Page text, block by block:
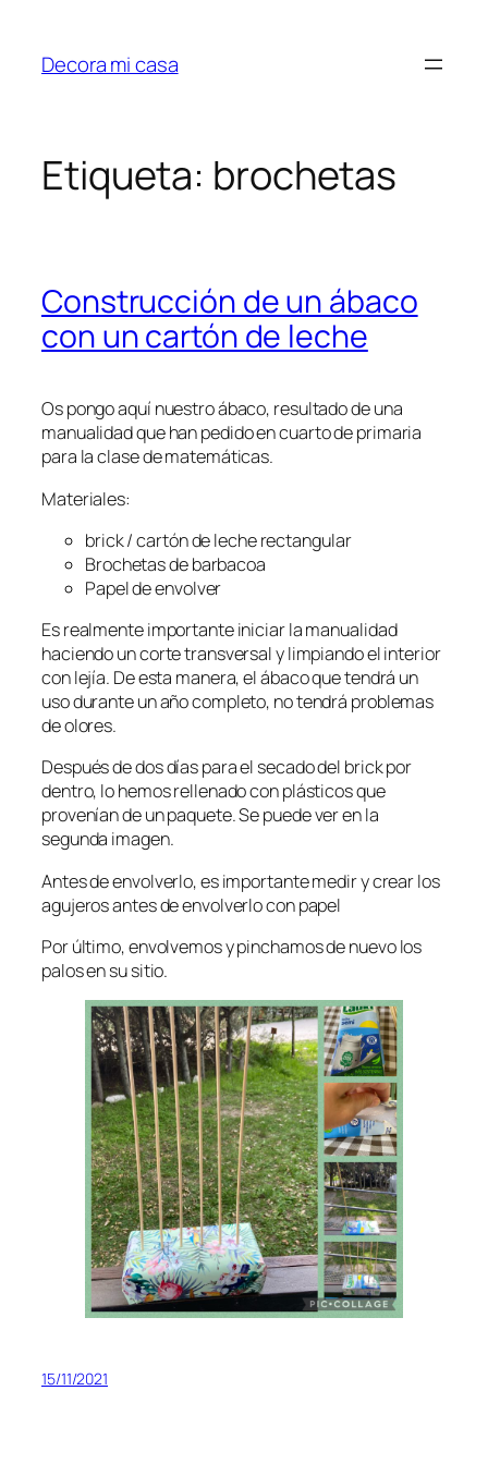
contenido
Decora mi casa
Etiqueta: brochetas
Construcción de un ábaco
con un cartón de leche
Os pongo aquí nuestro ábaco, resultado de una
manualidad que han pedido en cuarto de primaria
para la clase de matemáticas.
Materiales:
brick / cartón de leche rectangular
Brochetas de barbacoa
Papel de envolver
Es realmente importante iniciar la manualidad
haciendo un corte transversal y limpiando el interior
con lejía. De esta manera, el ábaco que tendrá un
uso durante un año completo, no tendrá problemas
de olores.
Después de dos días para el secado del brick por
dentro, lo hemos rellenado con plásticos que
provenían de un paquete. Se puede ver en la
segunda imagen.
Antes de envolverlo, es importante medir y crear los
agujeros antes de envolverlo con papel
Por último, envolvemos y pinchamos de nuevo los
palos en su sitio.
15/11/2021